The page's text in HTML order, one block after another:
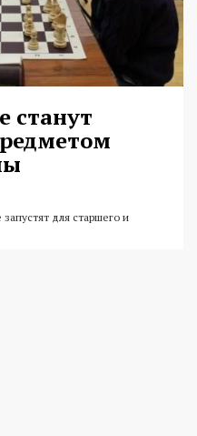
станут
для старшего и